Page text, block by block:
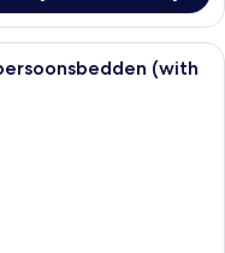
hotelkamer met een
(with